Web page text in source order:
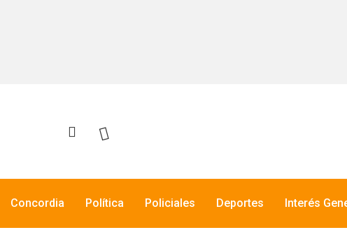
Concordia Política Policiales Deportes Interés